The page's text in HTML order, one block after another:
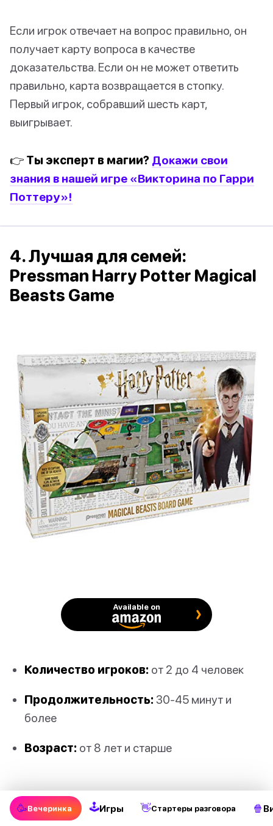
Если игрок отвечает на вопрос правильно, он
получает карту вопроса в качестве
доказательства. Если он не может ответить
правильно, карта возвращается в стопку.
Первый игрок, собравший шесть карт,
выигрывает.
👉 Ты эксперт в магии? Докажи свои
знания в нашей игре «Викторина по Гарри
Поттеру»!
4. Лучшая для семей:
Pressman Harry Potter Magical
Beasts Game
Available on
Количество игроков: от 2 до 4 человек
Продолжительность: 30-45 минут и
более
Возраст: от 8 лет и старше
О нет, магические существа сбежали из
Хогвартса, и их нужно спасти!Попробуй
🥳Вечеринка 🕹Игры 👋Стартеры разговора 🍿